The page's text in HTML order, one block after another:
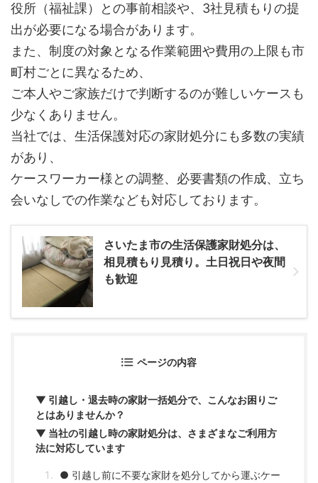
役所（福祉課）との事前相談や、3社見積もりの提
出が必要になる場合があります。
また、制度の対象となる作業範囲や費用の上限も市
町村ごとに異なるため、
ご本人やご家族だけで判断するのが難しいケースも
少なくありません。
当社では、生活保護対応の家財処分にも多数の実績
があり、
ケースワーカー様との調整、必要書類の作成、立ち
会いなしでの作業なども対応しております。
さいたま市の生活保護家財処分は、
相見積もり見積り。土日祝日や夜間
も歓迎
ページの内容
▼ 引越し・退去時の家財一括処分で、こんなお困りご
とはありませんか？
▼ 当社の引越し時の家財処分は、さまざまなご利用方
法に対応しています
● 引越し前に不要な家財を処分してから運ぶケー